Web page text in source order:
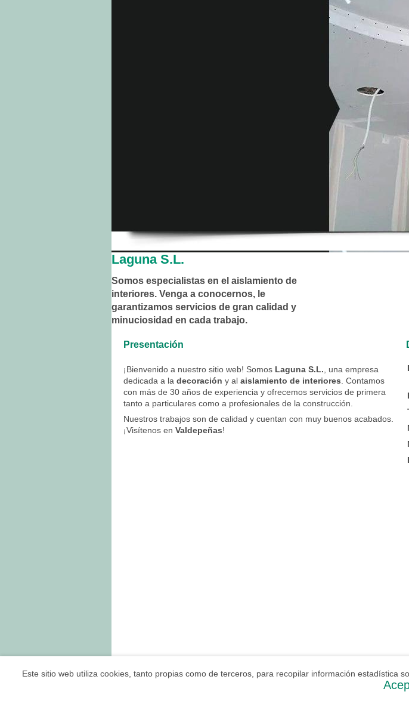
Laguna S.L.
Somos especialistas en el aislamiento de
interiores. Venga a conocernos, le
garantizamos servicios de gran calidad y
minuciosidad en cada trabajo.
Presentación
¡Bienvenido a nuestro sitio web! Somos Laguna S.L. , una empresa
dedicada a la decoración y al aislamiento de interiores . Contamos
con más de 30 años de experiencia y ofrecemos servicios de primera
tanto a particulares como a profesionales de la construcción.
Nuestros trabajos son de calidad y cuentan con muy buenos acabados.
¡Visítenos en Valdepeñas!
LAGUNA S.L.
Política de
Este sitio web utiliza cookies, tanto propias como de terceros, para recopilar información estadística